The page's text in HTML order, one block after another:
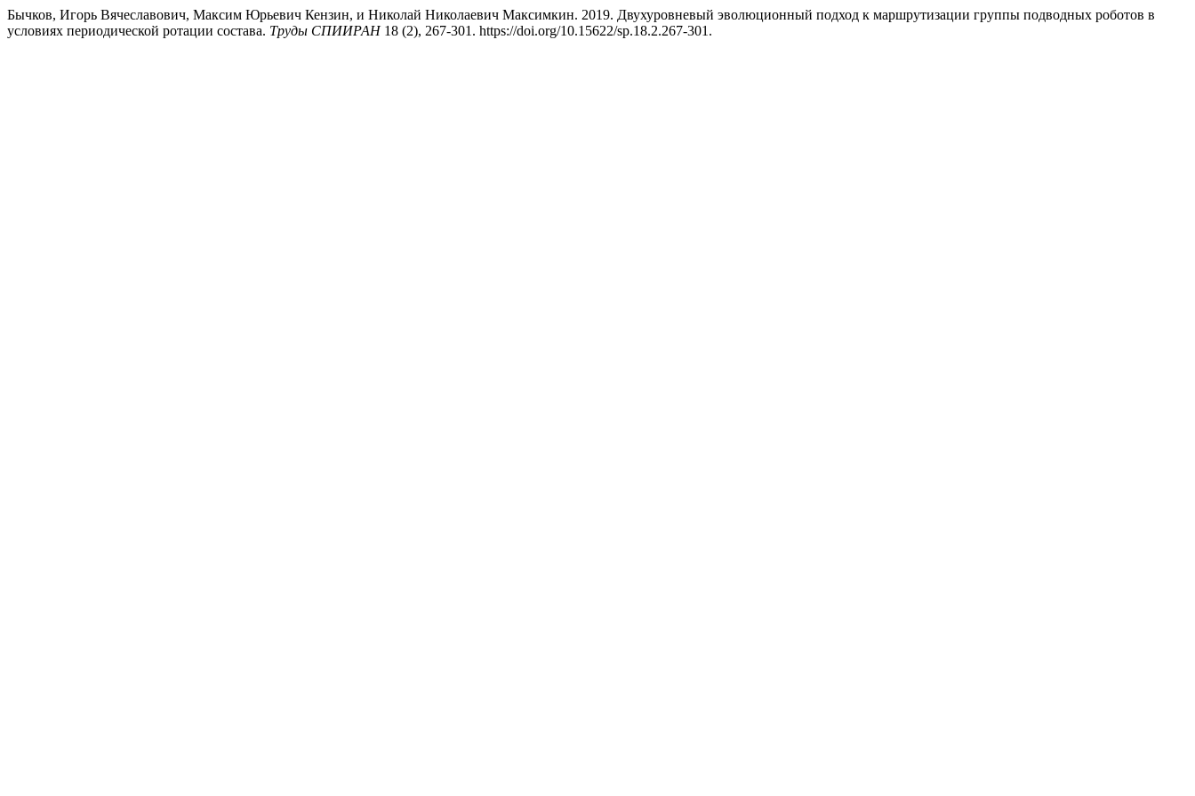
Бычков, Игорь Вячеславович, Максим Юрьевич Кензин, и Николай Николаевич Максимкин. 2019. Двухуровневый эволюционный подход к маршрутизации группы подводных роботов в
условиях периодической ротации состава. Труды СПИИРАН18 (2), 267-301. https://doi.org/10.15622/sp.18.2.267-301.